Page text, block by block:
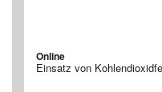
Online
Einsatz von